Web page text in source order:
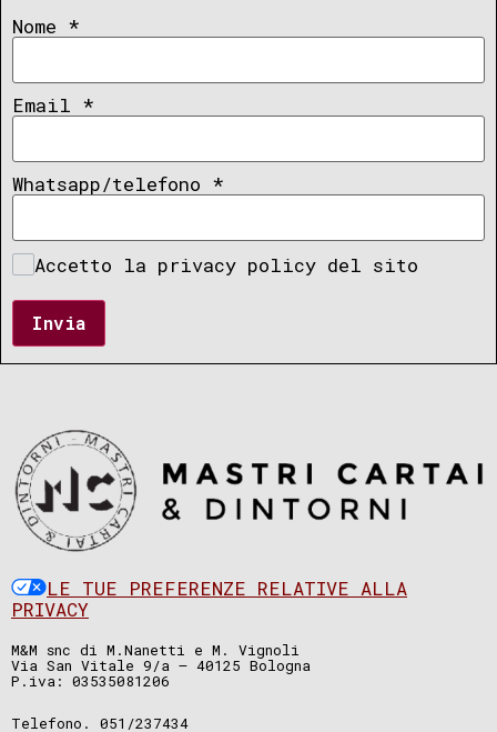
Nome *
Email *
Whatsapp/telefono *
Accetto la privacy policy del sito
Invia
LE TUE PREFERENZE RELATIVE ALLA
PRIVACY
M&M snc di M.Nanetti e M. Vignoli
Via San Vitale 9/a – 40125 Bologna
P.iva: 03535081206
Telefono. 051/237434